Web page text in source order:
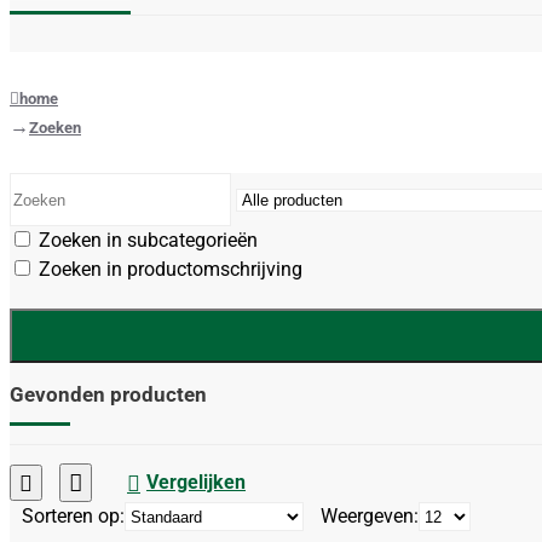
home
Zoeken
Zoeken in subcategorieën
Zoeken in productomschrijving
Gevonden producten
Vergelijken
Sorteren op:
Weergeven: